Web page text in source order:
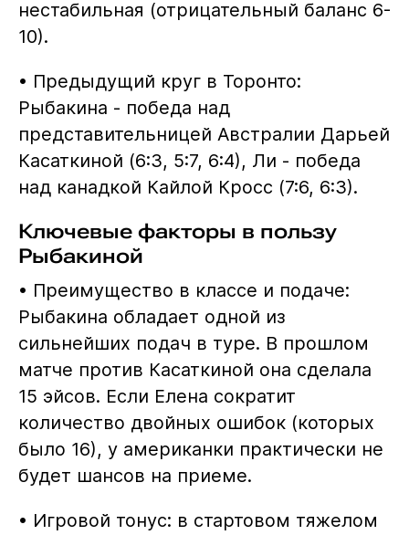
нестабильная (отрицательный баланс 6-
10).
• Предыдущий круг в Торонто:
Рыбакина - победа над
представительницей Австралии Дарьей
Касаткиной (6:3, 5:7, 6:4), Ли - победа
над канадкой Кайлой Кросс (7:6, 6:3).
Ключевые факторы в пользу
Рыбакиной
• Преимущество в классе и подаче:
Рыбакина обладает одной из
сильнейших подач в туре. В прошлом
матче против Касаткиной она сделала
15 эйсов. Если Елена сократит
количество двойных ошибок (которых
было 16), у американки практически не
будет шансов на приеме.
• Игровой тонус: в стартовом тяжелом